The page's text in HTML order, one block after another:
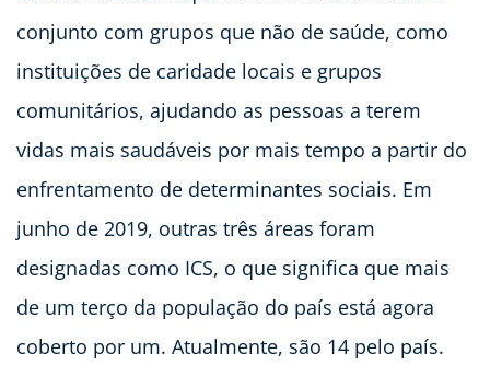
conjunto com grupos que não de saúde, como
instituições de caridade locais e grupos
comunitários, ajudando as pessoas a terem
vidas mais saudáveis por mais tempo a partir do
enfrentamento de determinantes sociais. Em
junho de 2019, outras três áreas foram
designadas como ICS, o que significa que mais
de um terço da população do país está agora
coberto por um. Atualmente, são 14 pelo país.